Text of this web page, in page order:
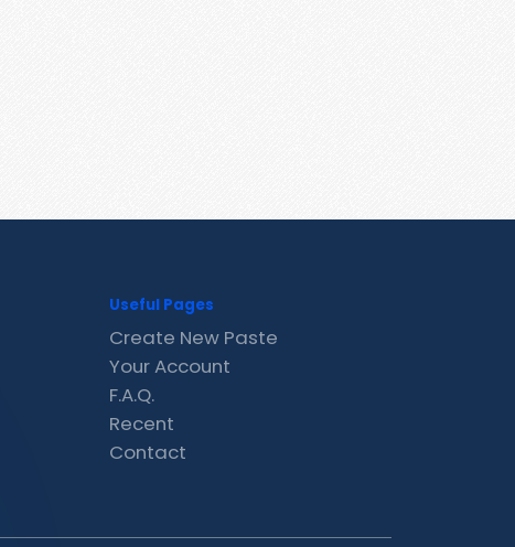
Useful Pages
Create New Paste
Your Account
F.A.Q.
Recent
Contact